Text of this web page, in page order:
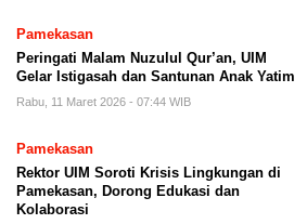
Pamekasan
Peringati Malam Nuzulul Qur’an, UIM
Gelar Istigasah dan Santunan Anak Yatim
Rabu, 11 Maret 2026 - 07:44 WIB
Pamekasan
Rektor UIM Soroti Krisis Lingkungan di
Pamekasan, Dorong Edukasi dan
Kolaborasi